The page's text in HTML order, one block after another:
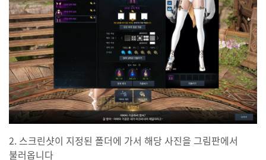
2. 스크린샷이 지정된 폴더에 가서 해당 사진을 그림판에서
불러옵니다